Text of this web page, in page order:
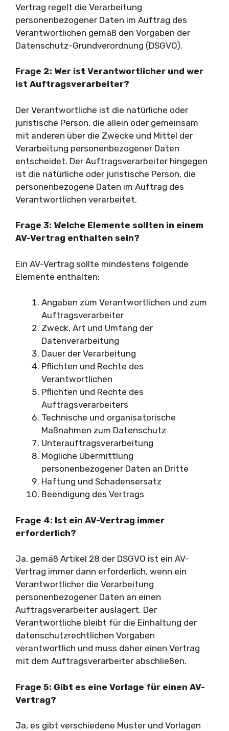
Vertrag regelt die Verarbeitung
personenbezogener Daten im Auftrag des
Verantwortlichen gemäß den Vorgaben der
Datenschutz-Grundverordnung (DSGVO).
Frage 2: Wer ist Verantwortlicher und wer
ist Auftragsverarbeiter?
Der Verantwortliche ist die natürliche oder
juristische Person, die allein oder gemeinsam
mit anderen über die Zwecke und Mittel der
Verarbeitung personenbezogener Daten
entscheidet. Der Auftragsverarbeiter hingegen
ist die natürliche oder juristische Person, die
personenbezogene Daten im Auftrag des
Verantwortlichen verarbeitet.
Frage 3: Welche Elemente sollten in einem
AV-Vertrag enthalten sein?
Ein AV-Vertrag sollte mindestens folgende
Elemente enthalten:
Angaben zum Verantwortlichen und zum
Auftragsverarbeiter
Zweck, Art und Umfang der
Datenverarbeitung
Dauer der Verarbeitung
Pflichten und Rechte des
Verantwortlichen
Pflichten und Rechte des
Auftragsverarbeiters
Technische und organisatorische
Maßnahmen zum Datenschutz
Unterauftragsverarbeitung
Mögliche Übermittlung
personenbezogener Daten an Dritte
Haftung und Schadensersatz
Beendigung des Vertrags
Frage 4: Ist ein AV-Vertrag immer
erforderlich?
Ja, gemäß Artikel 28 der DSGVO ist ein AV-
Vertrag immer dann erforderlich, wenn ein
Verantwortlicher die Verarbeitung
personenbezogener Daten an einen
Auftragsverarbeiter auslagert. Der
Verantwortliche bleibt für die Einhaltung der
datenschutzrechtlichen Vorgaben
verantwortlich und muss daher einen Vertrag
mit dem Auftragsverarbeiter abschließen.
Frage 5: Gibt es eine Vorlage für einen AV-
Vertrag?
Ja, es gibt verschiedene Muster und Vorlagen